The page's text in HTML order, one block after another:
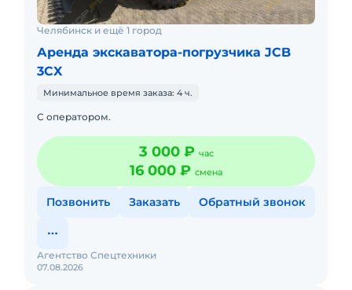
Челябинск и ещё 1 город
Аренда экскаватора-погрузчика JCB
3CX
Минимальное время заказа: 4 ч.
С оператором.
3 000 ₽ час
16 000 ₽ смена
Позвонить Заказать Обратный звонок
07.08.2026
Агентство Спецтехники